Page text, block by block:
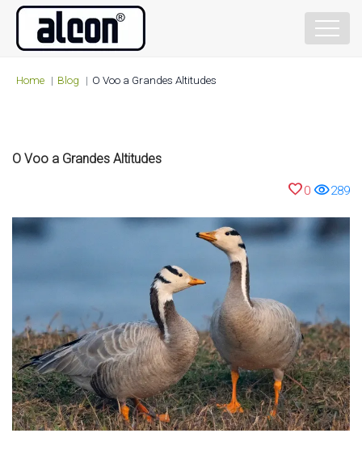
Home Blog O Voo a Grandes Altitudes
O Voo a Grandes Altitudes
favorite0 visibility289